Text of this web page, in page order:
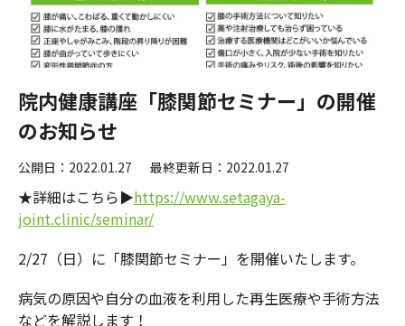
院内健康講座「膝関節セミナー」の開催
のお知らせ
公開日：2022.01.27 最終更新日：2022.01.27
★詳細はこちら▶https://www.setagaya-
joint.clinic/seminar/
2/27（日）に「膝関節セミナー」を開催いたします。
病気の原因や自分の血液を利用した再生医療や手術方法
などを解説します！